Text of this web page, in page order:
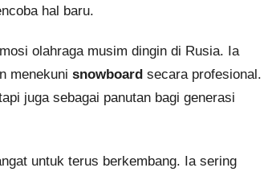
hal baru.
olahraga musim dingin di Rusia. Ia
menekuni snowboard secara profesional.
juga sebagai panutan bagi generasi
untuk terus berkembang. Ia sering